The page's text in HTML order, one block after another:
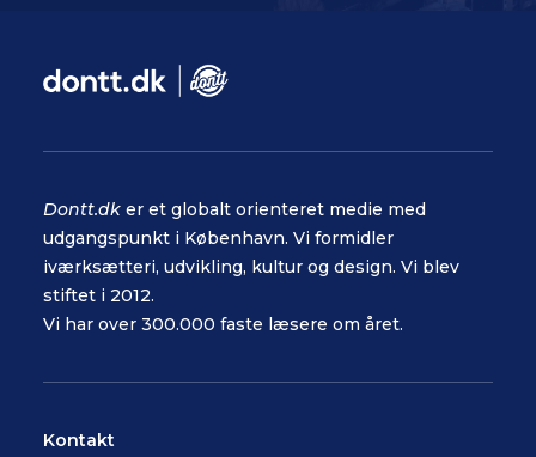
Dontt.dk er et globalt orienteret medie med
udgangspunkt i København. Vi formidler
iværksætteri, udvikling, kultur og design. Vi blev
stiftet i 2012.
Vi har over 300.000 faste læsere om året.
Kontakt